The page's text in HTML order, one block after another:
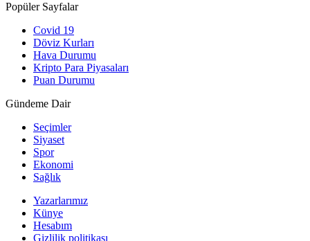
Popüler Sayfalar
Covid 19
Döviz Kurları
Hava Durumu
Kripto Para Piyasaları
Puan Durumu
Gündeme Dair
Seçimler
Siyaset
Spor
Ekonomi
Sağlık
Yazarlarımız
Künye
Hesabım
Gizlilik politikası